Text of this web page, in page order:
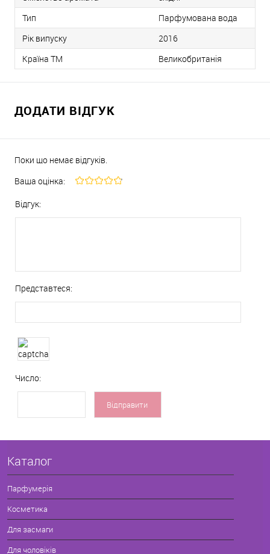
Тип
Парфумована вода
Рік випуску
2016
Країна ТМ
Великобританія
ДОДАТИ ВІДГУК
Поки що немає відгуків.
Ваша оцінка:
Відгук:
Представтеся:
Число:
Каталог
Парфумерія
Косметика
Для засмаги
Для чоловіків